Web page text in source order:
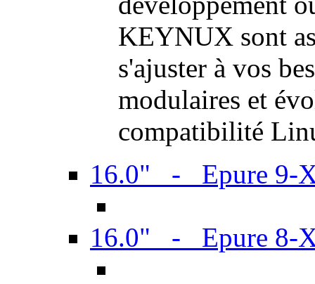
KEYNUX sont
s'ajuster à vos
modulaires et
compatibilité
16.0" - Epure 9-
16.0" - Epure 8-